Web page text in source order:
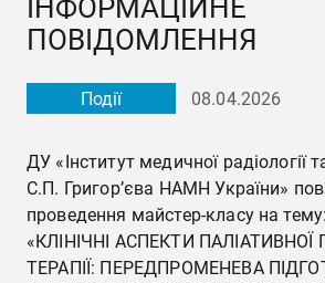
ІНФОРМАЦІЙНЕ
ПОВІДОМЛЕННЯ
Події 08.04.2026
ДУ «Інститут медичної радіології
С.П. Григор’єва НАМН України»
проведення майстер-класу на тему:
«КЛІНІЧНІ АСПЕКТИ
ТЕРАПІЇ: ПЕРЕДПРОМЕНЕВА